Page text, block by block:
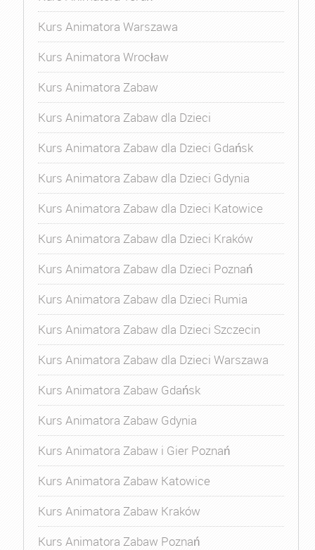
Kurs Animatora Warszawa
Kurs Animatora Wrocław
Kurs Animatora Zabaw
Kurs Animatora Zabaw dla Dzieci
Kurs Animatora Zabaw dla Dzieci Gdańsk
Kurs Animatora Zabaw dla Dzieci Gdynia
Kurs Animatora Zabaw dla Dzieci Katowice
Kurs Animatora Zabaw dla Dzieci Kraków
Kurs Animatora Zabaw dla Dzieci Poznań
Kurs Animatora Zabaw dla Dzieci Rumia
Kurs Animatora Zabaw dla Dzieci Szczecin
Kurs Animatora Zabaw dla Dzieci Warszawa
Kurs Animatora Zabaw Gdańsk
Kurs Animatora Zabaw Gdynia
Kurs Animatora Zabaw i Gier Poznań
Kurs Animatora Zabaw Katowice
Kurs Animatora Zabaw Kraków
Kurs Animatora Zabaw Poznań